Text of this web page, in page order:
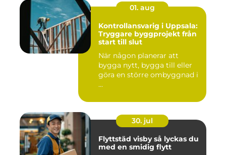
01. aug
Kontrollansvarig i Uppsala:
Tryggare byggprojekt från
start till slut
När någon planerar att
bygga nytt, bygga till eller
göra en större ombyggnad i
...
30. jul
Flyttstäd visby så lyckas du
med en smidig flytt